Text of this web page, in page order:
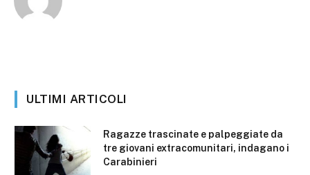
ULTIMI ARTICOLI
Ragazze trascinate e palpeggiate da
tre giovani extracomunitari, indagano i
Carabinieri